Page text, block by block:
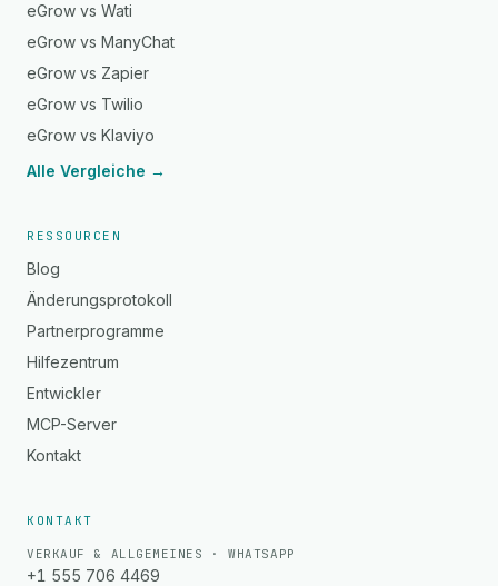
eGrow vs Wati
eGrow vs ManyChat
eGrow vs Zapier
eGrow vs Twilio
eGrow vs Klaviyo
Alle Vergleiche →
RESSOURCEN
Blog
Änderungsprotokoll
Partnerprogramme
Hilfezentrum
Entwickler
MCP-Server
Kontakt
KONTAKT
VERKAUF & ALLGEMEINES · WHATSAPP
+1 555 706 4469